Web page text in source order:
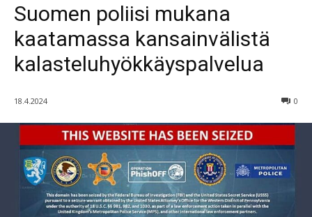
Suomen poliisi mukana
kaatamassa kansainvälistä
kalasteluhyökkäyspalvelua
18.4.2024 0